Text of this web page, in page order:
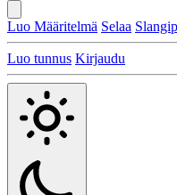
Luo Määritelmä Selaa
Luo tunnus Kirjaudu